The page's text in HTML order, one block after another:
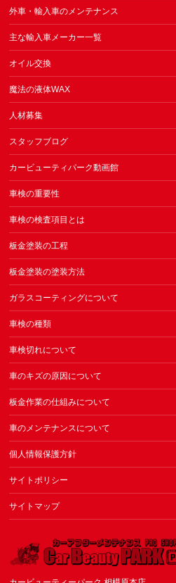
外車・輸入車のメンテナンス
主な輸入車メーカー一覧
オイル交換
魔法の液体WAX
人材募集
スタッフブログ
カービューティパーク動画館
車検の重要性
車検の検査項目とは
板金塗装の工程
板金塗装の塗装方法
ガラスコーティングについて
車検の種類
車検切れについて
車のキズの原因について
板金作業の仕組みについて
車のメンテナンスについて
個人情報保護方針
サイトポリシー
サイトマップ